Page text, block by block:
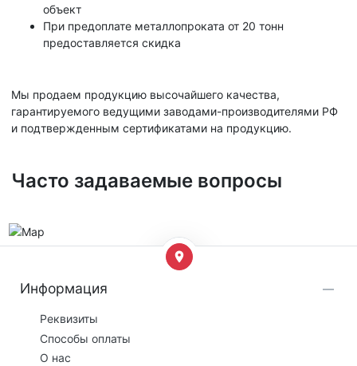
объект
При предоплате металлопроката от 20 тонн
предоставляется скидка
Мы продаем продукцию высочайшего качества,
гарантируемого ведущими заводами-производителями РФ
и подтвержденным сертификатами на продукцию.
Часто задаваемые вопросы
Информация
Реквизиты
Способы оплаты
О нас